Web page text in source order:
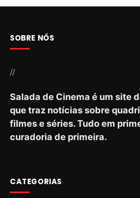
SOBRE NÓS
//
Salada de Cinema é um site
que traz notícias sobre
filmes e séries. Tudo em
curadoria de primeira.
CATEGORIAS